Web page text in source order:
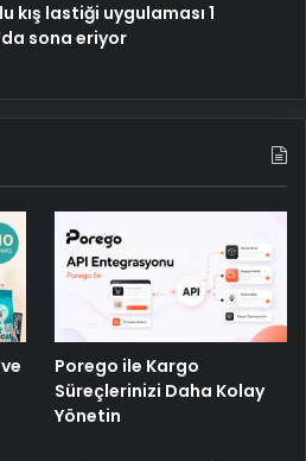
kış lastiği uygulaması 1
sona eriyor
Porego ile Kargo
Süreçlerinizi Daha Kolay
Yönetin